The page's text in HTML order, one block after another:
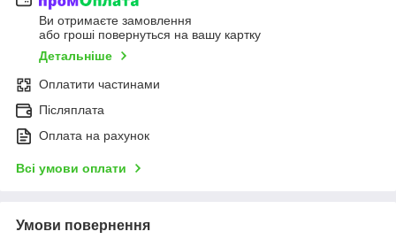
Ви отримаєте замовлення
або гроші повернуться на вашу картку
Детальніше
Оплатити частинами
Післяплата
Оплата на рахунок
Всі умови оплати
Умови повернення